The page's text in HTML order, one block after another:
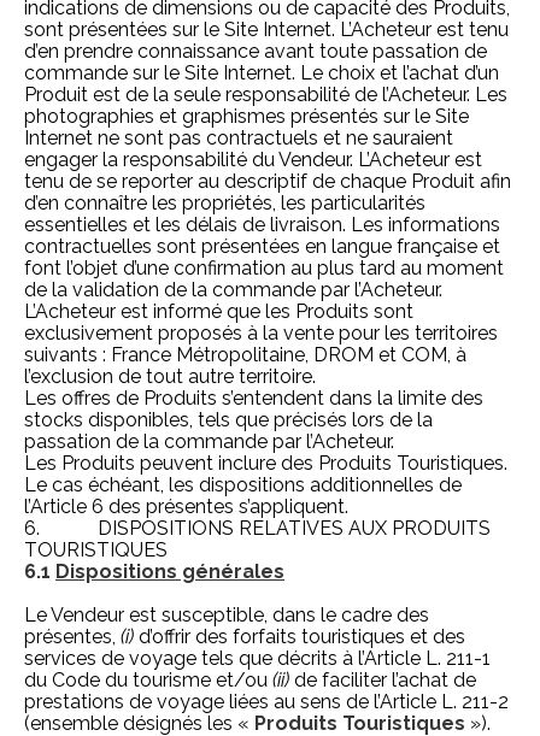
indications de dimensions ou de capacité des Produits,
sont présentées sur le Site Internet. L’Acheteur est tenu
d’en prendre connaissance avant toute passation de
commande sur le Site Internet. Le choix et l’achat d’un
Produit est de la seule responsabilité de l’Acheteur. Les
photographies et graphismes présentés sur le Site
Internet ne sont pas contractuels et ne sauraient
engager la responsabilité du Vendeur. L’Acheteur est
tenu de se reporter au descriptif de chaque Produit afin
d’en connaître les propriétés, les particularités
essentielles et les délais de livraison. Les informations
contractuelles sont présentées en langue française et
font l’objet d’une confirmation au plus tard au moment
de la validation de la commande par l’Acheteur.
L’Acheteur est informé que les Produits sont
exclusivement proposés à la vente pour les territoires
suivants : France Métropolitaine, DROM et COM, à
l’exclusion de tout autre territoire.
Les offres de Produits s’entendent dans la limite des
stocks disponibles, tels que précisés lors de la
passation de la commande par l’Acheteur.
Les Produits peuvent inclure des Produits Touristiques.
Le cas échéant, les dispositions additionnelles de
l’Article 6 des présentes s’appliquent.
6. DISPOSITIONS RELATIVES AUX PRODUITS
TOURISTIQUES
6.1 Dispositions générales
Le Vendeur est susceptible, dans le cadre des
présentes, (i) d’offrir des forfaits touristiques et des
services de voyage tels que décrits à l’Article L. 211-1
du Code du tourisme et/ou (ii) de faciliter l’achat de
prestations de voyage liées au sens de l’Article L. 211-2
(ensemble désignés les « Produits Touristiques »).